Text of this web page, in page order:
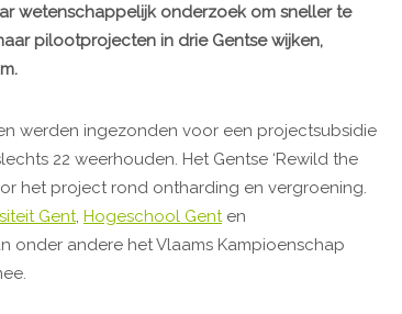
wetenschappelijk onderzoek om sneller te
pilootprojecten in drie Gentse wijken,
werden ingezonden voor een projectsubsidie
22 weerhouden. Het Gentse ‘Rewild the
het project rond ontharding en vergroening.
Gent, Hogeschool Genten
onder andere het Vlaams Kampioenschap